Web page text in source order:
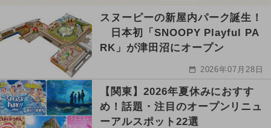
スヌーピーの新屋内パーク誕生！
日本初「SNOOPY Playful PA
RK」が津田沼にオープン
2026年07月28日
【関東】2026年夏休みにおすす
め！話題・注目のオープンリニュ
ーアルスポット22選